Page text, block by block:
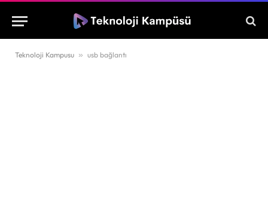
Teknoloji Kampusu » usb bağlantı